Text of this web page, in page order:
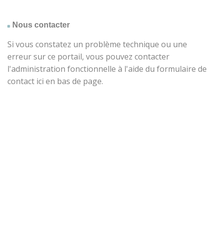
Nous contacter
Si vous constatez un problème technique ou une
erreur sur ce portail, vous pouvez contacter
l'administration fonctionnelle à l'aide du formulaire de
contact ici en bas de page.